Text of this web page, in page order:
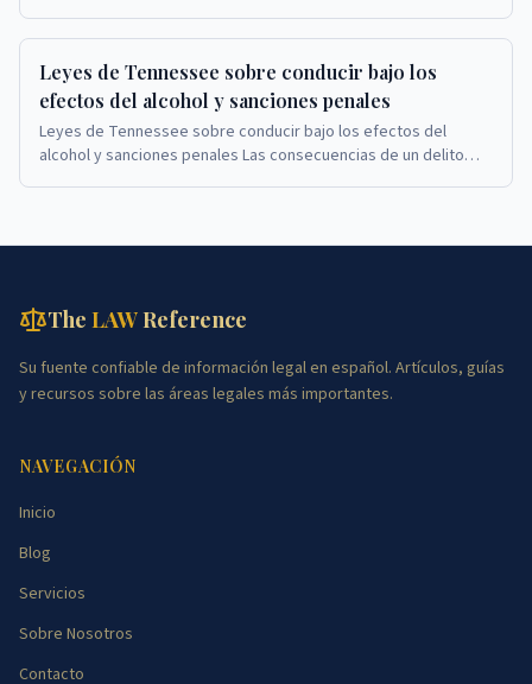
Leyes de Tennessee sobre conducir bajo los
efectos del alcohol y sanciones penales
Leyes de Tennessee sobre conducir bajo los efectos del
alcohol y sanciones penales Las consecuencias de un delito
The LAWReference
Su fuente confiable de información legal en español. Artículos, guías
y recursos sobre las áreas legales más importantes.
NAVEGACIÓN
Inicio
Blog
Servicios
Sobre Nosotros
Contacto